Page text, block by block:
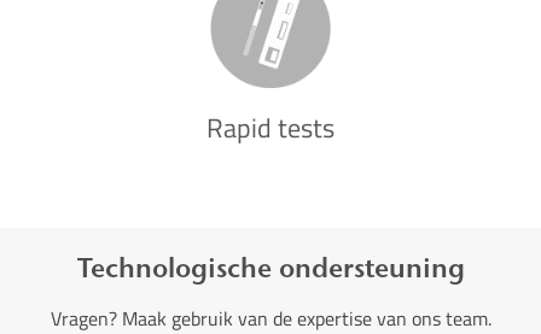
Rapid tests
Technologische ondersteuning
Vragen? Maak gebruik van de expertise van ons team.